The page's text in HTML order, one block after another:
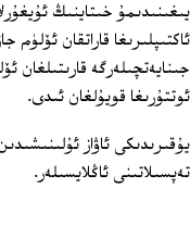
يىغىنىدىمۇ خىتاينىڭ
ئاكتىپلىرىغا قاراتقان ئۆلۈم
جىنايەتچىلەرگە قارىتىلغان
ئوتتۇرىغا قويۇلغان ئىدى.
يۇقىرىدىكى ئاۋاز
تەپسىلاتىنى ئاڭلايسىلەر.